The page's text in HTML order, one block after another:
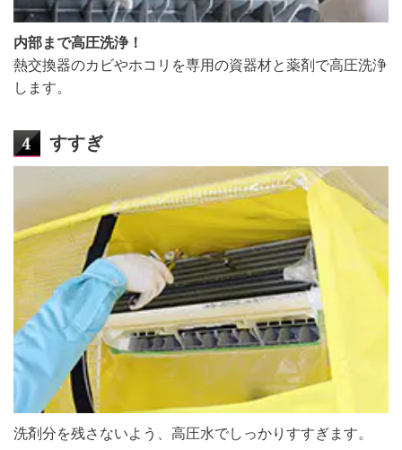
内部まで高圧洗浄！
熱交換器のカビやホコリを専用の資器材と薬剤で高圧洗浄
します。
すすぎ
洗剤分を残さないよう、高圧水でしっかりすすぎます。